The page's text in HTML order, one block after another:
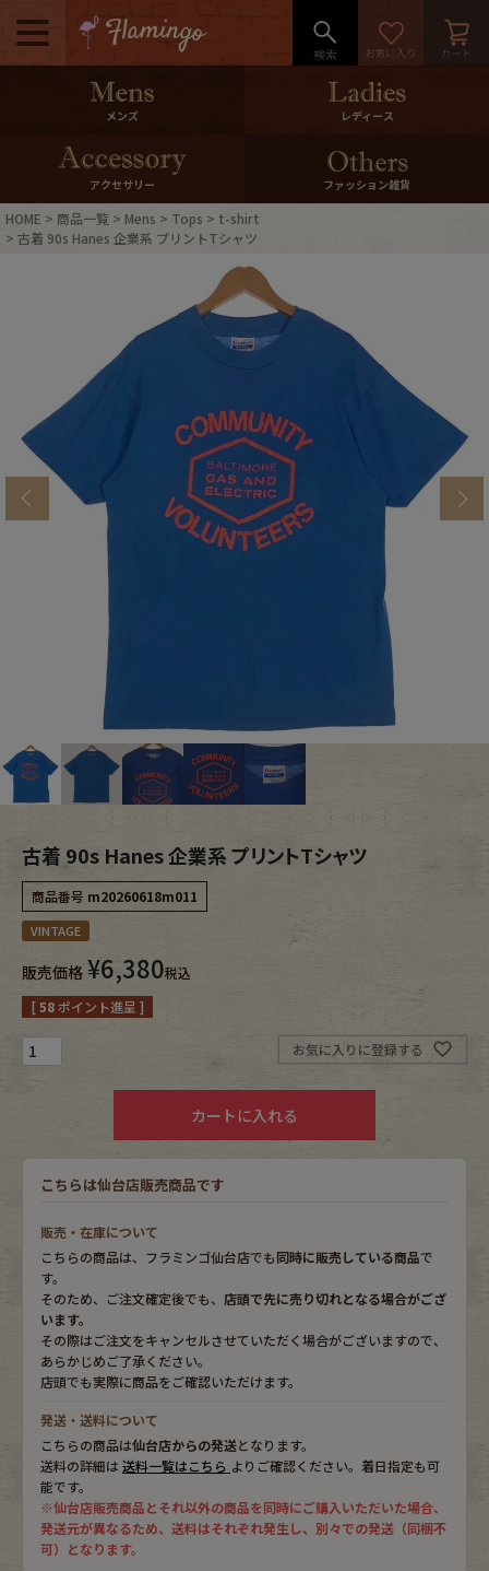
メニュー
500pt＆10％Offクーポンプレゼン
10％0ffクーポンプレゼント
ログイン・会員登録
マイページ
ご利用ガイド International Shipping
特集一覧
ブランドから探す スタッフコーディネート
Outer
Bottoms Fafatt
レディース商品カテゴリーから探す
Tops
Outer
Belt
Keyring vintage bicycle
FAFATT
メンズ レディース
アクセサリー ファッション雑貨
HOME 商品一覧 Mens Tops
t-shirt
古着 90s Hanes 企業系 プリントTシャツ
古着 90s Hanes 企業系 プリントTシャツ
商品番号 m20260618m011
VINTAGE
販売価格 ¥6,380税込
[58ポイント進呈 ]
お気に入りに登録する
カートに入れる
こちらは仙台店販売商品です
販売・在庫について
こちらの商品は、フラミンゴ仙台店でも同時に販売している商品で
す。
そのため、ご注文確定後でも、 店頭で先に売り切れとなる場合がござ
います。
その際はご注文をキャンセルさせていただく場合がございますので、
あらかじめご了承ください。
店頭でも実際に商品をご確認いただけます。
発送・送料について
こちらの商品は仙台店からの発送となります。
送料の詳細は 送料一覧はこちら よりご確認ください。着日指定も可
能です。
※仙台店販売商品とそれ以外の商品を同時にご購入いただいた場合、
発送元が異なるため、送料はそれぞれ発生し、別々での発送（同梱不
可）となります。